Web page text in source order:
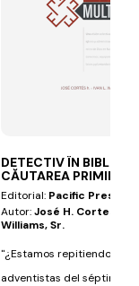
DETECTIV ÎN BIBLIE ÎN
CĂUTAREA PRIMILOR
Editorial: Pacific Press
Autor:José H. Cortes Jr.,
Williams, Sr.
"¿Estamos repitiendo la
adventistas del séptimo